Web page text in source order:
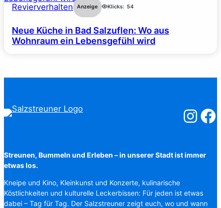
Revierverhalten Anzeige Klicks: 54
Neue Küche in Bad Salzuflen: Wo aus
Wohnraum ein Lebensgefühl wird
Streunen, Bummeln und Erleben – in unserer Stadt ist immer
etwas los.
Kneipe und Kino, Kleinkunst und Konzerte, kulinarische
Köstlichkeiten und kulturelle Leckerbissen: Für jeden ist etwas
dabei – Tag für Tag. Der Salzstreuner zeigt euch, wo und wann